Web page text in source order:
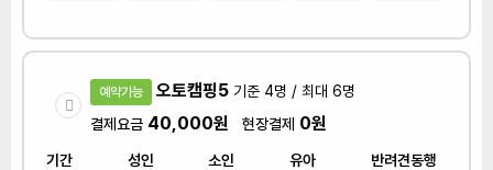
예약가능 오토캠핑5 기준 4명 / 최대 6명
결제요금 40,000원 현장결제 0원
기간 성인 소인 유아 반려견동행